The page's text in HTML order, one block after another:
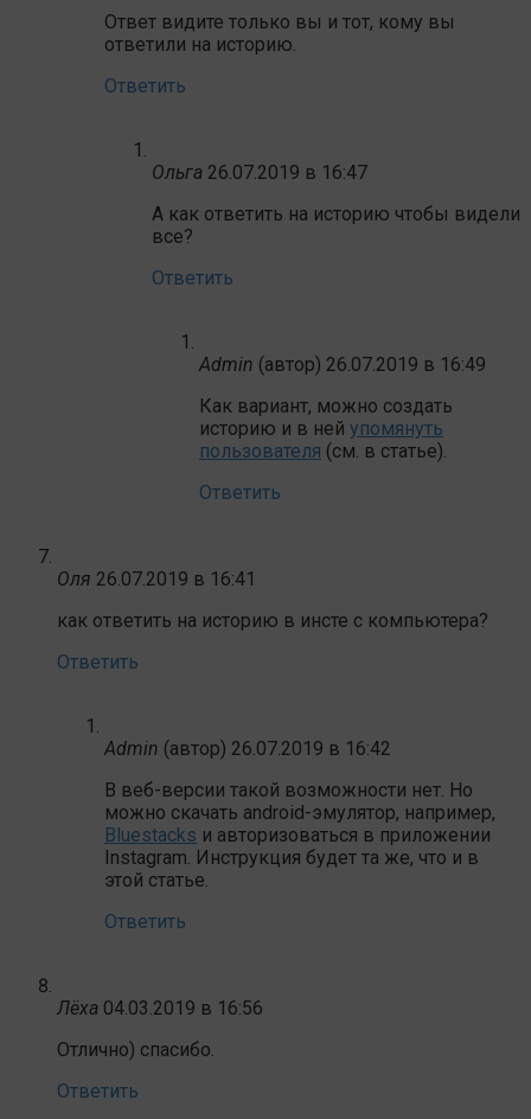
Ответ видите только вы и тот, кому вы
ответили на историю.
Ответить
Ольга 26.07.2019 в 16:47
А как ответить на историю чтобы видели
все?
Ответить
Admin (автор) 26.07.2019 в 16:49
Как вариант, можно создать
историю и в ней упомянуть
пользователя (см. в статье).
Ответить
Оля 26.07.2019 в 16:41
как ответить на историю в инсте с компьютера?
Ответить
Admin (автор) 26.07.2019 в 16:42
В веб-версии такой возможности нет. Но
можно скачать android-эмулятор, например,
Bluestacks и авторизоваться в приложении
Instagram. Инструкция будет та же, что и в
этой статье.
Ответить
Лёха 04.03.2019 в 16:56
Отлично) спасибо.
Ответить